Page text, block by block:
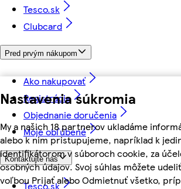
Nastavenia súkromia
My a našich 18 partnerov ukladáme
alebo k nim pristupujeme, napríklad k
identifikátorom v súboroch cookie, za
osobných údajov. Svoj súhlas môžete
voľbou Prijať alebo Odmietnuť všetko,
Tesco.sk
Clubcard
Pred prvým nákupom
Ako nakupovať
Registrácia
Objednanie doručenia
Moje obľúbené
Kontaktujte nás
Tesco.sk